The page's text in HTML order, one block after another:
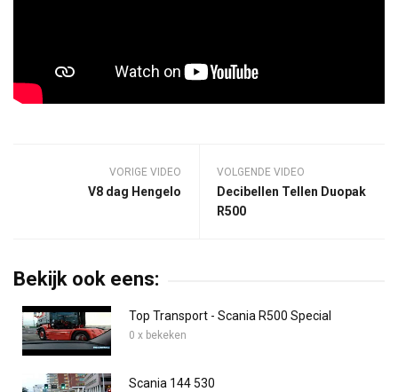
VORIGE VIDEO
V8 dag Hengelo
VOLGENDE VIDEO
Decibellen Tellen Duopak
R500
Bekijk ook eens:
Top Transport - Scania R500 Special
0 x bekeken
Scania 144 530